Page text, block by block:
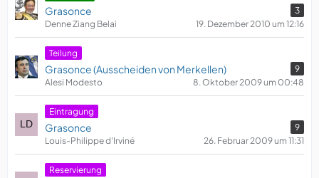
Grasonce
3
Denne Ziang Belai
19. Dezember 2010 um 12:16
Teilung
Grasonce (Ausscheiden von Merkellen)
9
Alesi Modesto
8. Oktober 2009 um 00:48
Eintragung
Grasonce
9
Louis-Philippe d'Irviné
26. Februar 2009 um 11:31
Reservierung